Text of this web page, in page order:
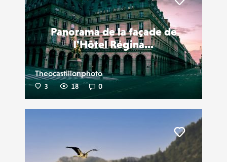
Panorama de la façade de
l'Hôtel Régina...
Theocastillonphoto
3 18 0
Liker